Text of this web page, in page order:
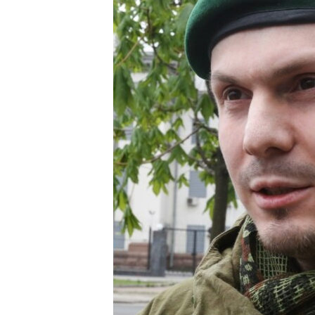
ПОДПИШИТЕСЬ НА РАССЫЛКУ